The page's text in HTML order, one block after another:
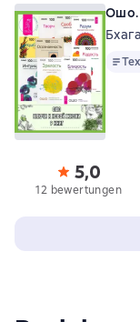
Ошо.
Text
5,0
12 bewertungen